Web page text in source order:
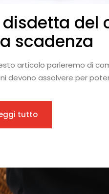
disdetta del
scadenza
articolo parleremo di
devono assolvere per
tutto